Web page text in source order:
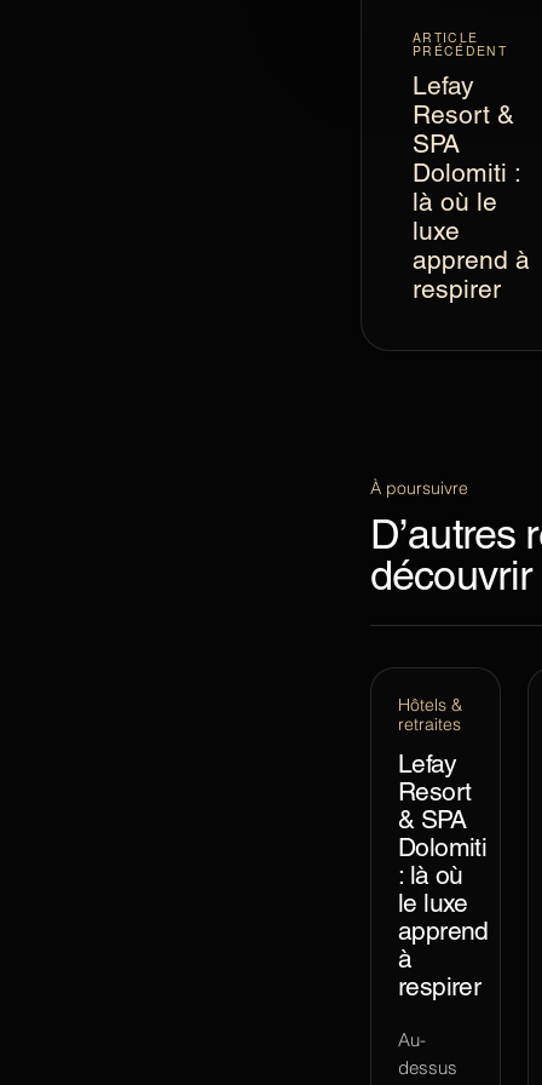
ARTICLE
PRÉCÉDENT
Lefay
Resort &
SPA
Dolomiti :
là où le
luxe
apprend à
respirer
À poursuivre
D’autres
découvrir
Hôtels &
retraites
Lefay
Resort
& SPA
Dolomiti
: là où
le luxe
apprend
à
respirer
Au-
dessus